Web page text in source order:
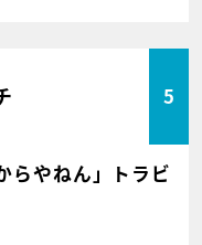
5
らやねん」トラビ